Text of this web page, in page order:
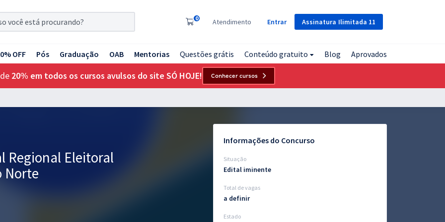
Assinatura Ilimitada 11
0 Atendimento Entrar
OFF Pós Graduação OAB Mentorias Questões grátis Conteúdo gratuito Blog Aprovados
20% em todos os cursos avulsos do site SÓ HOJE! Conhecer cursos
Regional Eleitoral
Norte
Informações do Concurso
Situação
Edital iminente
Total de vagas
a definir
Estado